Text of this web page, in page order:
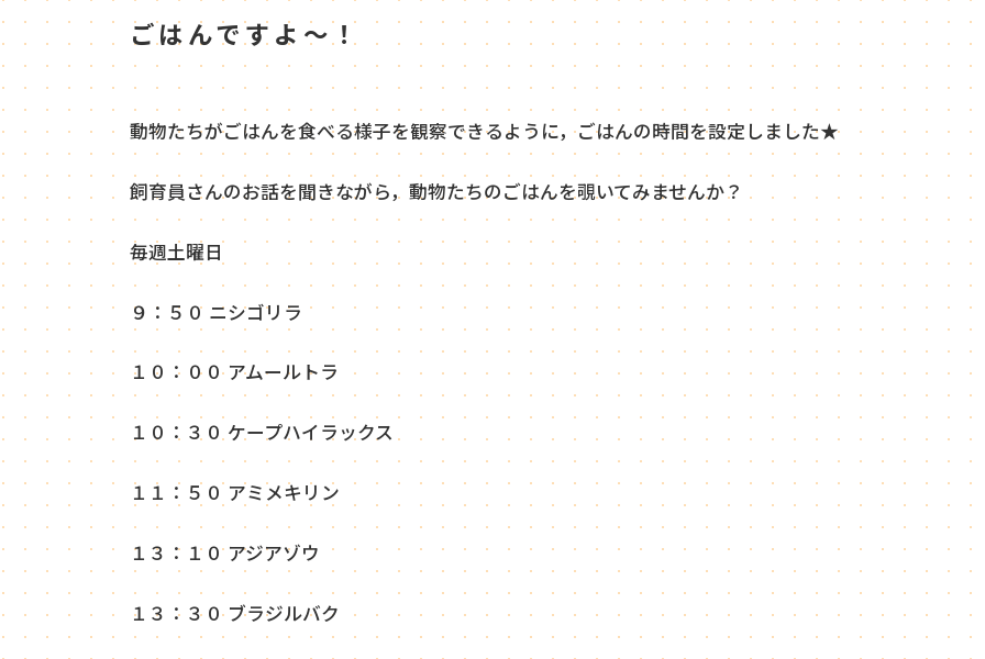
ごはんですよ～！
動物たちがごはんを食べる様子を観察できるように，ごはんの時間を設定しました★
飼育員さんのお話を聞きながら，動物たちのごはんを覗いてみませんか？
毎週土曜日
９：５０ ニシゴリラ
１０：００ アムールトラ
１０：３０ ケープハイラックス
１１：５０ アミメキリン
１３：１０ アジアゾウ
１３：３０ ブラジルバク